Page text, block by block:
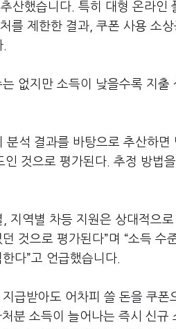
했습니다. 특히 대형 온라인
를 제한한 결과, 쿠폰 사용 소
없지만 소득이 낮을수록 지
분석 결과를 바탕으로 추산하
것으로 평가된다. 추정 방법
지역별 차등 지원은 상대적으
것으로 평가된다”며 “소득 수
다”고 언급했습니다.
급받아도 어차피 쓸 돈을 쿠폰
분 소득이 늘어나는 즉시 신규